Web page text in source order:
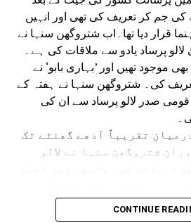
جم کر تعریف کی تھی اور انہیں
قرار دیا تھا۔اب شتروگھن سنہا نے
لالو پرساد یادو سے ملاقات کی ہے۔
موجود تھیں اور ’بہاری بابو‘ نے
کی۔ شتروگھن سنہا نے ہفتہ کے
قومی صدر لالو پرساد سے ان کی
تقریباً آدھے گھنٹے تک
شتروگھن سنہا نے لالو
یادو اس وقت وہاں موجود
بعد شتروگھن سنہا نے کہا کہ
CONTINUE